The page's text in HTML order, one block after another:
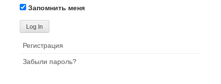
Запомнить меня
Регистрация
Забыли пароль?